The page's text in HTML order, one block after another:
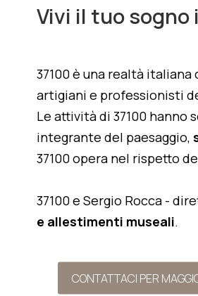
Vivi il tuo sogno
37100 è una realtà italiana
artigiani e professionisti
Le attività di 37100
integrante del paesaggio,
37100 opera nel rispetto
37100 e Sergio Rocca -
e allestimenti museali.
CONTATTACI PER